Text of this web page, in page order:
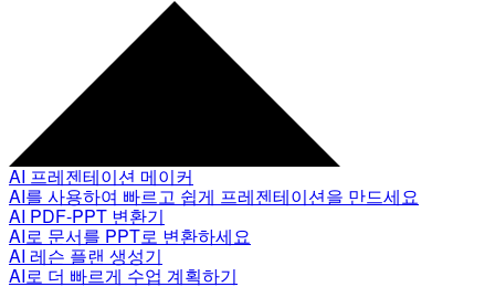
AI 프레젠테이션 메이커
AI를 사용하여 빠르고 쉽게 프레젠테이션을 만드세요
AI PDF-PPT 변환기
AI로 문서를 PPT로 변환하세요
AI 레슨 플랜 생성기
AI로 더 빠르게 수업 계획하기